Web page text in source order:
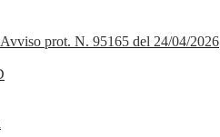
prot. N. 95165 del 24/04/2026